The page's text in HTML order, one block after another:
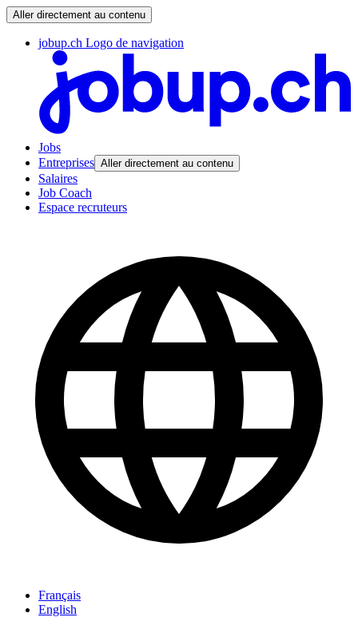
Aller directement au contenu
jobup.ch Logo de navigation
Jobs
Entreprises Aller directement au contenu
Salaires
Job Coach
Espace recruteurs
Français
English